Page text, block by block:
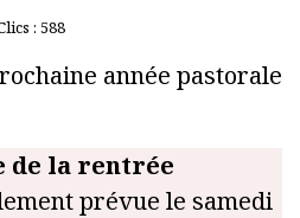
: 588
année pastorale
de la rentrée
prévue le samedi